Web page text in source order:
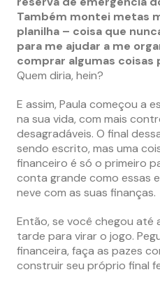
Também montei metas
planilha – coisa que
para me ajudar a me
comprar algumas coisas
Quem diria, hein?
E assim, Paula começou a
na sua vida, com mais
desagradáveis. O final
sendo escrito, mas uma
financeiro é só o primeiro
conta grande como essas
neve com as suas finanças.
Então, se você chegou até
tarde para virar o jogo.
financeira, faça as pazes
construir seu próprio final